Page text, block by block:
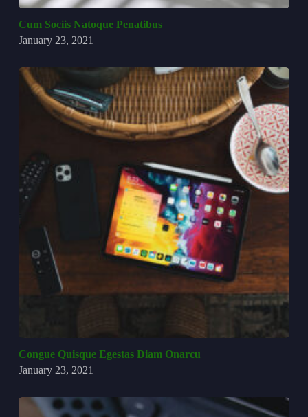
Cum Sociis Natoque Penatibus
January 23, 2021
Congue Quisque Egestas Diam Onarcu
January 23, 2021